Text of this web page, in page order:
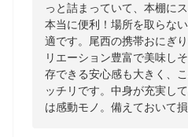
っと詰まっていて、本棚に
本当に便利！場所を取らな
適です。尾西の携帯おにぎ
リエーション豊富で美味し
存できる安心感も大きく、
ッチリです。中身が充実し
は感動モノ。備えておいて